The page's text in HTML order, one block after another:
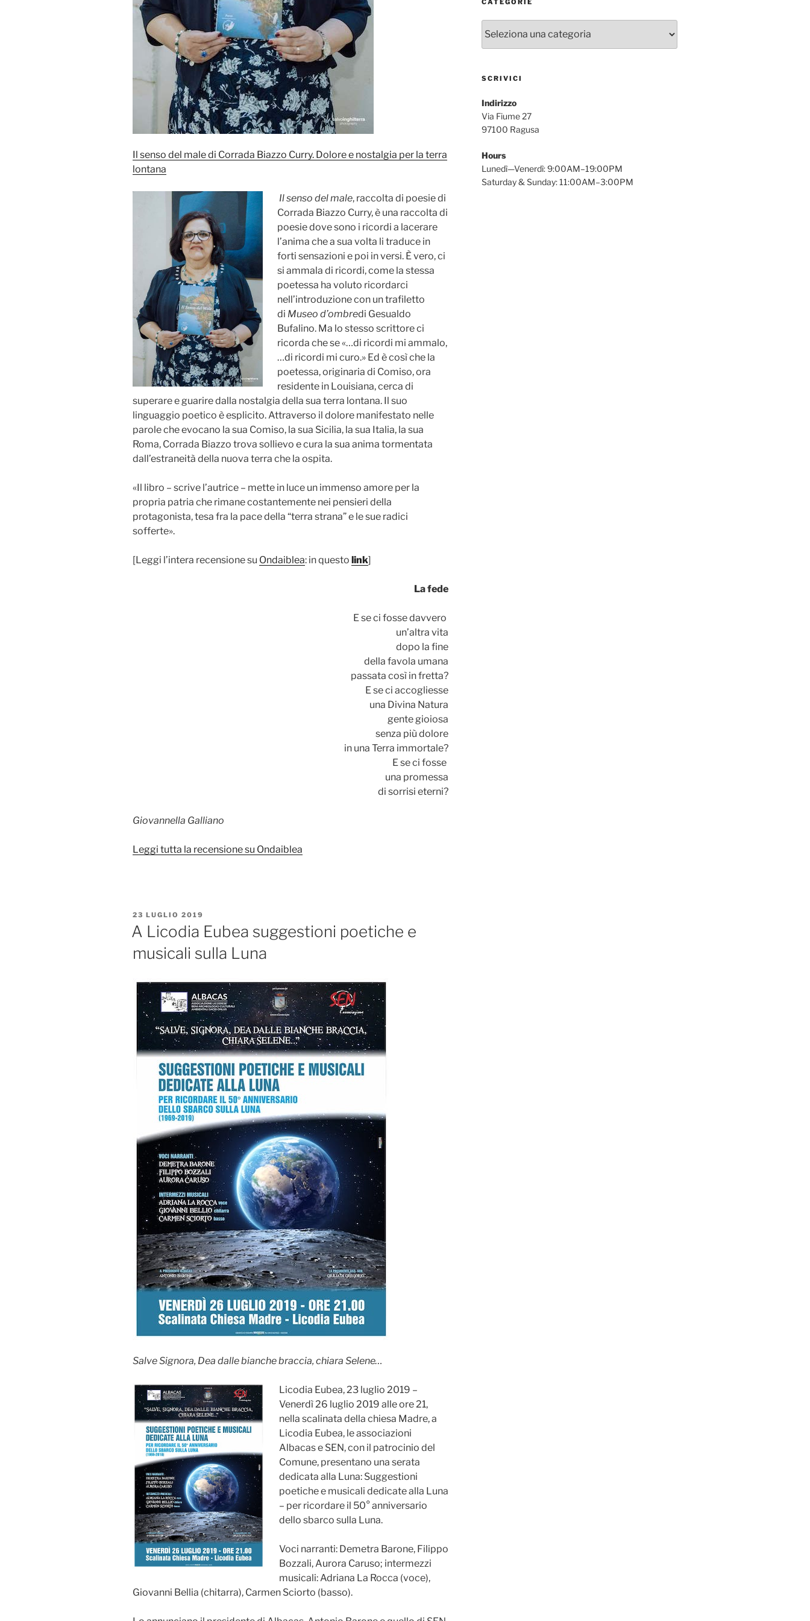
Il senso del male di Corrada Biazzo Curry. Dolore e nostalgia per la terra
lontana
Il senso del male, raccolta di poesie di
Corrada Biazzo Curry, è una raccolta di
poesie dove sono i ricordi a lacerare
l’anima che a sua volta li traduce in
forti sensazioni e poi in versi. È vero, ci
si ammala di ricordi, come la stessa
poetessa ha voluto ricordarci
nell’introduzione con un trafiletto
di Museo d’ombredi Gesualdo
Bufalino. Ma lo stesso scrittore ci
ricorda che se «…di ricordi mi ammalo,
…di ricordi mi curo.» Ed è così che la
poetessa, originaria di Comiso, ora
residente in Louisiana, cerca di
superare e guarire dalla nostalgia della sua terra lontana. Il suo
linguaggio poetico è esplicito. Attraverso il dolore manifestato nelle
parole che evocano la sua Comiso, la sua Sicilia, la sua Italia, la sua
Roma, Corrada Biazzo trova sollievo e cura la sua anima tormentata
dall’estraneità della nuova terra che la ospita.
«Il libro – scrive l’autrice – mette in luce un immenso amore per la
propria patria che rimane costantemente nei pensieri della
protagonista, tesa fra la pace della “terra strana” e le sue radici
sofferte».
[Leggi l’intera recensione su Ondaiblea: in questo link]
La fede
E se ci fosse davvero
un’altra vita
dopo la fine
della favola umana
passata così in fretta?
E se ci accogliesse
una Divina Natura
gente gioiosa
senza più dolore
in una Terra immortale?
E se ci fosse
una promessa
di sorrisi eterni?
Giovannella Galliano
Leggi tutta la recensione su Ondaiblea
PUBBLICATO
IL
23 LUGLIO 2019
A Licodia Eubea suggestioni poetiche e
musicali sulla Luna
Salve Signora, Dea dalle bianche braccia, chiara Selene…
Licodia Eubea, 23 luglio 2019 –
Venerdì 26 luglio 2019 alle ore 21,
nella scalinata della chiesa Madre, a
Licodia Eubea, le associazioni
Albacas e SEN, con il patrocinio del
Comune, presentano una serata
dedicata alla Luna: Suggestioni
poetiche e musicali dedicate alla Luna
– per ricordare il 50° anniversario
dello sbarco sulla Luna.
Voci narranti: Demetra Barone, Filippo
Bozzali, Aurora Caruso; intermezzi
musicali: Adriana La Rocca (voce),
Giovanni Bellia (chitarra), Carmen Sciorto (basso).
SCRIVICI
Indirizzo
Via Fiume 27
97100 Ragusa
Hours
Lunedì—Venerdì: 9:00AM–19:00PM
Saturday & Sunday: 11:00AM–3:00PM